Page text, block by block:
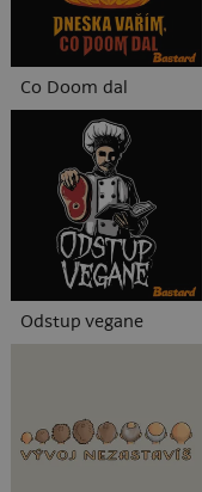
Co Doom dal
Odstup vegane